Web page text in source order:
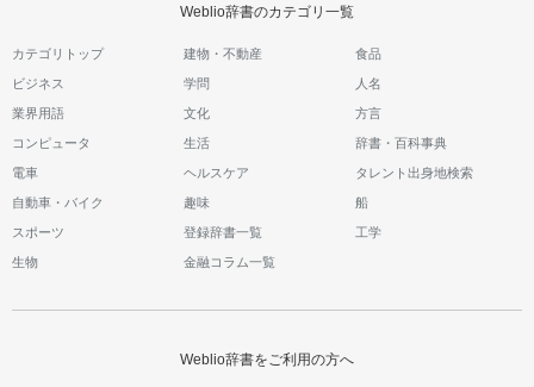
Weblio辞書のカテゴリ一覧
カテゴリトップ 建物・不動産 食品
ビジネス 学問 人名
業界用語 文化 方言
コンピュータ 生活 辞書・百科事典
電車 ヘルスケア タレント出身地検索
自動車・バイク 趣味 船
スポーツ 登録辞書一覧 工学
生物 金融コラム一覧
Weblio辞書をご利用の方へ